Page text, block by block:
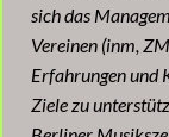
sich das
Vereinen (inm,
Erfahrungen und
Ziele zu